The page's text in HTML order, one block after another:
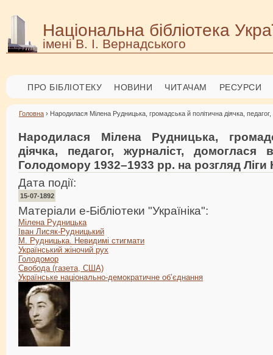
Національна бібліотека
імені В. І. Вернадського
ПРО БІБЛІОТЕКУ НОВИНИ ЧИТАЧАМ РЕСУРСИ
Головна › Народилася Мілена Рудницька, громадська й політична діячка,
Народилася Мілена Рудницька,
діячка, педагог, журналіст, домоглася
Голодомору 1932–1933 рр. на розгляд Ліги
Дата події:
15-07-1892
Матеріали е-Бібліотеки "Україніка":
Мілена Рудницька
Іван Лисяк-Рудницький
М. Рудницька. Невидимі стигмати
Український жіночий рух
Голодомор
Свобода (газета, США)
Українське національно-демократичне об’єднання